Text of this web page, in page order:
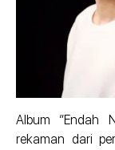
Album “Endah
rekaman dari